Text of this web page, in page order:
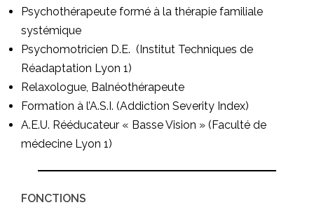
Psychothérapeute formé à la thérapie familiale
systémique
Psychomotricien D.E. (Institut Techniques de
Réadaptation Lyon 1)
Relaxologue, Balnéothérapeute
Formation à l’A.S.I. (Addiction Severity Index)
A.E.U. Rééducateur « Basse Vision » (Faculté de
médecine Lyon 1)
FONCTIONS